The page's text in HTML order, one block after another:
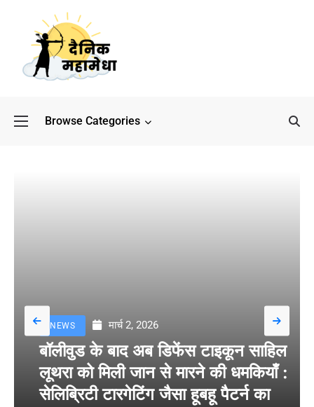
Browse Categories
NEWS मार्च 2, 2026
बॉलीवुड के बाद अब डिफेंस टाइकून साहिल
लूथरा को मिली जान से मारने की धमकियाँ :
सेलिब्रिटी टारगेटिंग जैसा हूबहू पैटर्न का